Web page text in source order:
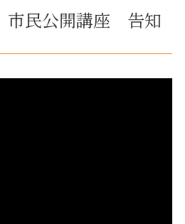
市民公開講座 告知